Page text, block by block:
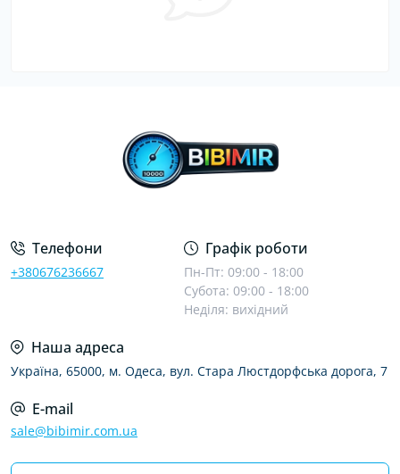
Телефони
+380676236667
Графік роботи
Пн-Пт: 09:00 - 18:00
Субота: 09:00 - 18:00
Неділя: вихідний
Наша адреса
Україна, 65000, м. Одеса, вул. Стара Люстдорфська дорога, 7
E-mail
sale@bibimir.com.ua